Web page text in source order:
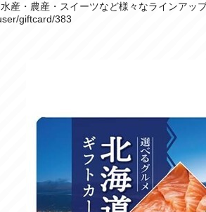
産・農産・スイーツなど様々なラインアッ
giftcard/383